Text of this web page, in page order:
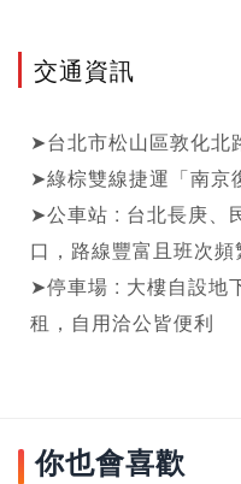
交通資訊
➤台北市松山區敦化北
➤綠棕雙線捷運「南京
➤公車站 : 台北長庚、
口，路線豐富且班次頻
➤停車場 : 大樓自設地
租，自用洽公皆便利
你也會喜歡